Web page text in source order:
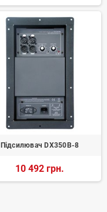
Підсилювач DX350B-8
10 492 грн.